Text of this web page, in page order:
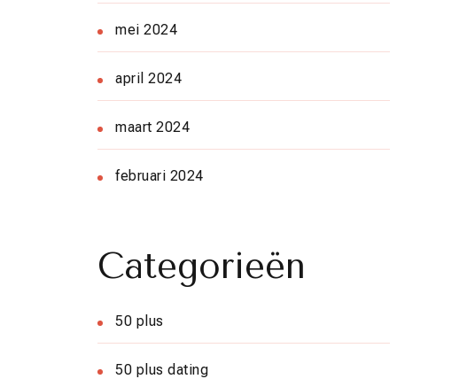
mei 2024
april 2024
maart 2024
februari 2024
Categorieën
50 plus
50 plus dating